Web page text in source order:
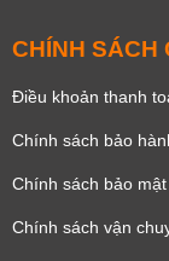
CHÍNH SÁCH
Điều khoản thanh
Chính sách bảo
Chính sách bảo mật
Chính sách vận